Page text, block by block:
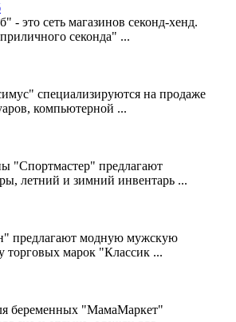
- это сеть магазинов секонд-хенд.
секонда" ...
специализируются на продаже
компьютерной ...
"Спортмастер" предлагают
летний и зимний инвентарь ...
предлагают модную мужскую
торговых марок "Классик ...
беременных "МамаМаркет"